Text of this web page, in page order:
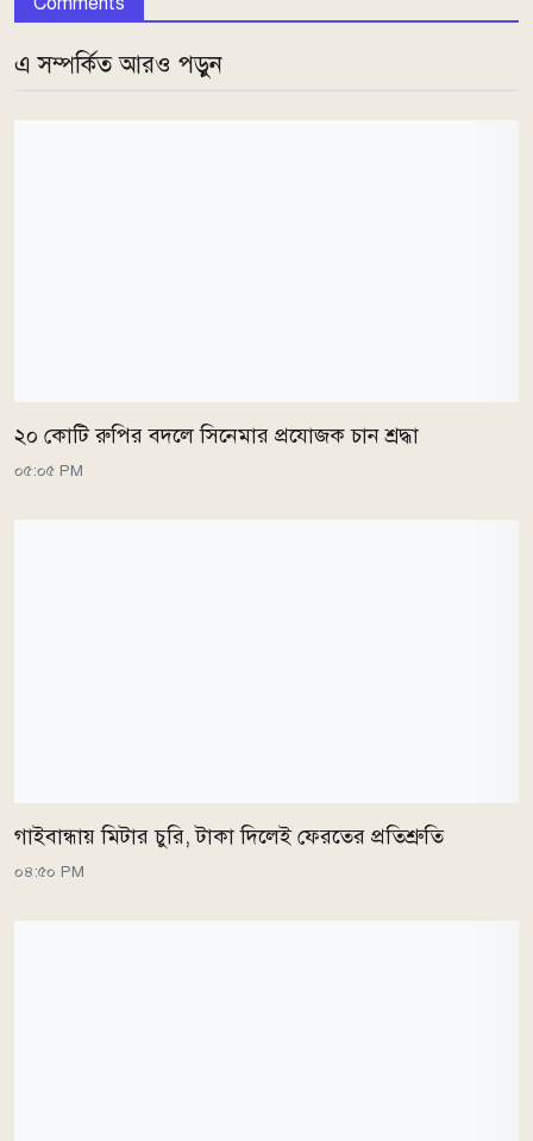
এ সম্পর্কিত আরও পড়ুন
২০ কোটি রুপির বদলে সিনেমার প্রযোজক চান শ্রদ্ধা
০৫:০৫ PM
গাইবান্ধায় মিটার চুরি, টাকা দিলেই ফেরতের প্রতিশ্রুতি
০৪:৫০ PM